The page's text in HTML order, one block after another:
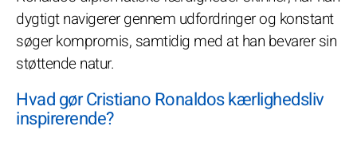
dygtigt navigerer gennem udfordringer og konstant
søger kompromis, samtidig med at han bevarer sin
støttende natur.
Hvad gør Cristiano Ronaldos kærlighedsliv
inspirerende?